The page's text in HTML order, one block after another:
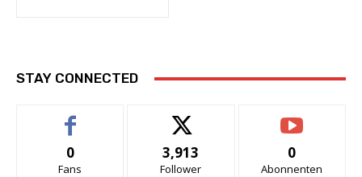
STAY CONNECTED
0
Fans
3,913
Follower
0
Abonnenten